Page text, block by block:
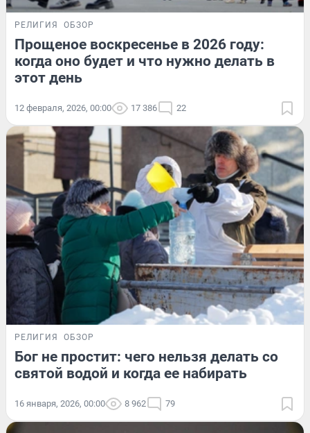
РЕЛИГИЯ ОБЗОР
Прощеное воскресенье в 2026 году:
когда оно будет и что нужно делать в
этот день
12 февраля, 2026, 00:00 17 386 22
РЕЛИГИЯ ОБЗОР
Бог не простит: чего нельзя делать со
святой водой и когда ее набирать
16 января, 2026, 00:00 8 962 79